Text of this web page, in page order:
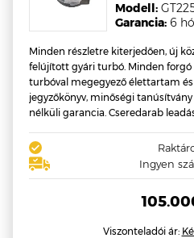
Garancia: 6 hó
Modell:
Minden részletre kiterjedően, új
felújított gyári turbó. Minden forgó
turbóval megegyező élettartam
jegyzőkönyv, minőségi
nélküli garancia. Cseredarab
Ingyen
Viszonteladói ár: